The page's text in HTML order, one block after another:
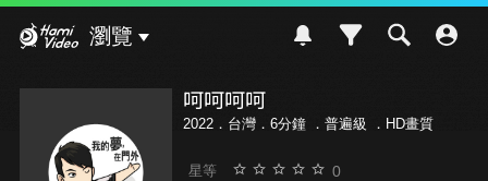
瀏覽
呵呵呵呵
2022．台灣．6分鐘 ． 普遍級 ．HD畫質
星等 0